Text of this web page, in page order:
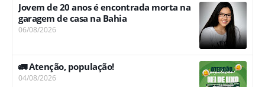
Jovem de 20 anos é encontrada morta na
garagem de casa na Bahia
06/08/2026
🚛 Atenção, população!
04/08/2026